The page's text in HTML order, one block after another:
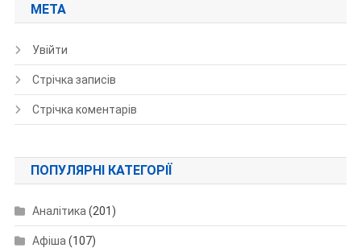
МЕТА
Увійти
Стрічка записів
Стрічка коментарів
ПОПУЛЯРНІ КАТЕГОРІЇ
Аналітика (201)
Афіша (107)